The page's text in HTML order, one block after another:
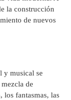
la construcción
de nuevos
y musical se
de
los fantasmas, las